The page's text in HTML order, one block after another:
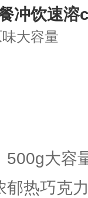
冲饮速溶
大容量
500g大容
热巧克